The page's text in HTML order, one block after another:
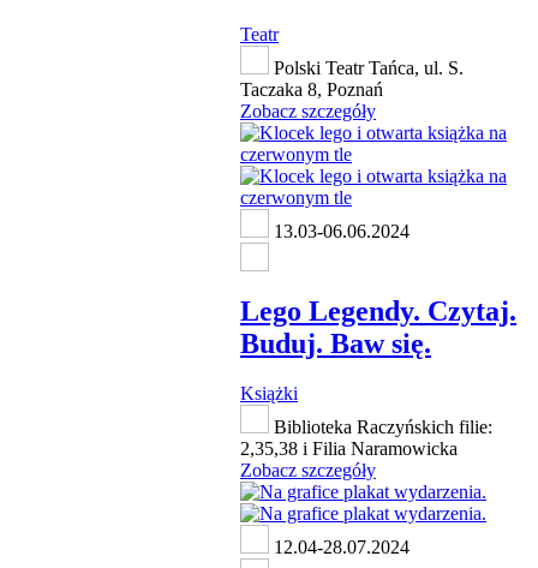
Teatr
Polski Teatr Tańca, ul. S.
Taczaka 8, Poznań
Zobacz szczegóły
13.03-06.06.2024
Lego Legendy. Czytaj.
Buduj. Baw się.
Książki
Biblioteka Raczyńskich filie:
2,35,38 i Filia Naramowicka
Zobacz szczegóły
12.04-28.07.2024